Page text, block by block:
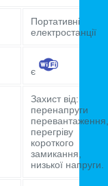
Портативні
електростанції
є
Захист від:
перенапруги
перевантаження,
перегріву
короткого
замикання,
низької напруги.